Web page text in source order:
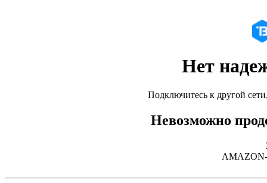
Нет
Подключитесь к другой
Невозможно
AMAZON-